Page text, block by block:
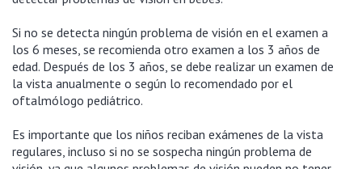
Si no se detecta ningún problema de visión en el examen a
los 6 meses, se recomienda otro examen a los 3 años de
edad. Después de los 3 años, se debe realizar un examen de
la vista anualmente o según lo recomendado por el
oftalmólogo pediátrico.
Es importante que los niños reciban exámenes de la vista
regulares, incluso si no se sospecha ningún problema de